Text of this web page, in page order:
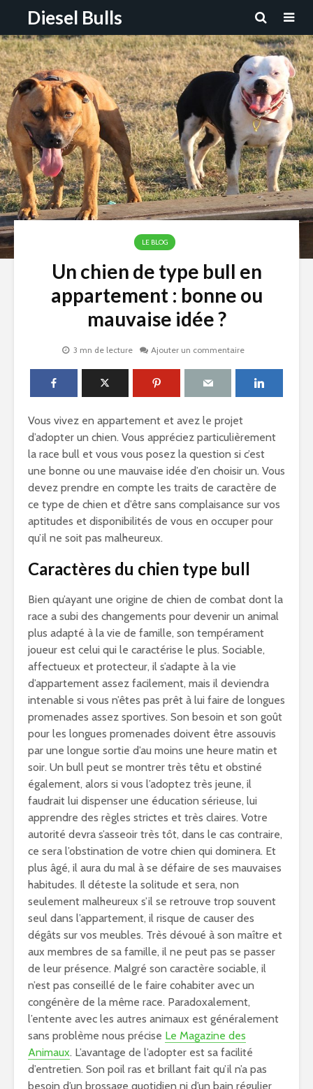
Diesel Bulls
LE BLOG
Un chien de type bull en
appartement : bonne ou
mauvaise idée ?
3 mn de lecture Ajouter un commentaire
Vous vivez en appartement et avez le projet
d’adopter un chien. Vous appréciez particulièrement
la race bull et vous vous posez la question si c’est
une bonne ou une mauvaise idée d’en choisir un. Vous
devez prendre en compte les traits de caractère de
ce type de chien et d’être sans complaisance sur vos
aptitudes et disponibilités de vous en occuper pour
qu’il ne soit pas malheureux.
Caractères du chien type bull
Bien qu’ayant une origine de chien de combat dont la
race a subi des changements pour devenir un animal
plus adapté à la vie de famille, son tempérament
joueur est celui qui le caractérise le plus. Sociable,
affectueux et protecteur, il s’adapte à la vie
d’appartement assez facilement, mais il deviendra
intenable si vous n’êtes pas prêt à lui faire de longues
promenades assez sportives. Son besoin et son goût
pour les longues promenades doivent être assouvis
par une longue sortie d’au moins une heure matin et
soir. Un bull peut se montrer très têtu et obstiné
également, alors si vous l’adoptez très jeune, il
faudrait lui dispenser une éducation sérieuse, lui
apprendre des règles strictes et très claires. Votre
autorité devra s’asseoir très tôt, dans le cas contraire,
ce sera l’obstination de votre chien qui dominera. Et
plus âgé, il aura du mal à se défaire de ses mauvaises
habitudes. Il déteste la solitude et sera, non
seulement malheureux s’il se retrouve trop souvent
seul dans l’appartement, il risque de causer des
dégâts sur vos meubles. Très dévoué à son maître et
aux membres de sa famille, il ne peut pas se passer
de leur présence. Malgré son caractère sociable, il
n’est pas conseillé de le faire cohabiter avec un
congénère de la même race. Paradoxalement,
l’entente avec les autres animaux est généralement
sans problème nous précise Le Magazine des
Animaux. L’avantage de l’adopter est sa facilité
d’entretien. Son poil ras et brillant fait qu’il n’a pas
besoin d’un brossage quotidien ni d’un bain régulier